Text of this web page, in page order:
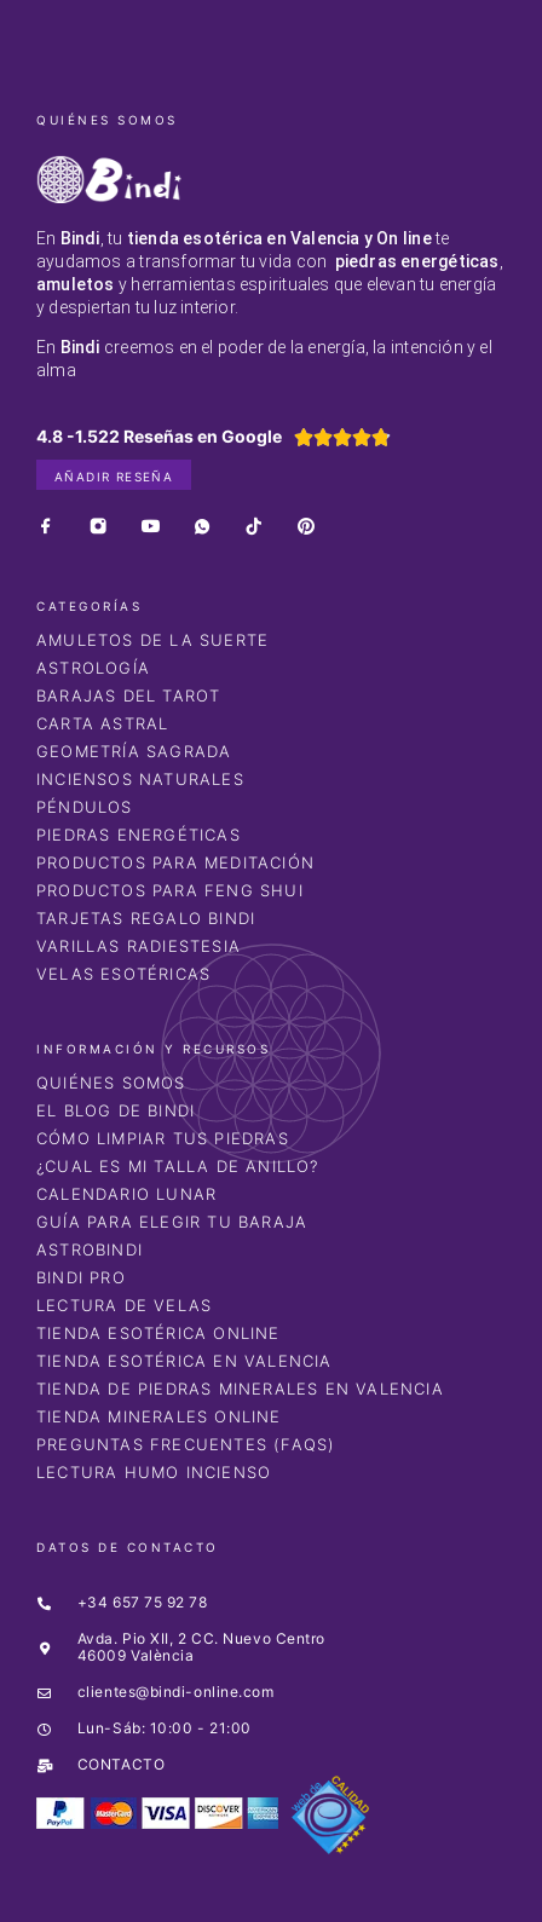
QUIÉNES SOMOS
En Bindi , tu tienda esotérica en Valencia y On linete
ayudamos a transformar tu vida con piedras energéticas
amuletos y herramientas espirituales que elevan tu energía
y despiertan tu luz interior.
En Bindi creemos en el poder de la energía, la intención y el
alma
4.8 -1.522 Reseñas en Google 
AÑADIR RESEÑA
CATEGORÍAS
AMULETOS DE LA SUERTE
ASTROLOGÍA
BARAJAS DEL TAROT
CARTA ASTRAL
GEOMETRÍA SAGRADA
INCIENSOS NATURALES
PÉNDULOS
PIEDRAS ENERGÉTICAS
PRODUCTOS PARA MEDITACIÓN
PRODUCTOS PARA FENG SHUI
TARJETAS REGALO BINDI
VARILLAS RADIESTESIA
VELAS ESOTÉRICAS
INFORMACIÓN Y RECURSOS
QUIÉNES SOMOS
EL BLOG DE BINDI
CÓMO LIMPIAR TUS PIEDRAS
¿CUAL ES MI TALLA DE ANILLO?
CALENDARIO LUNAR
GUÍA PARA ELEGIR TU BARAJA
ASTROBINDI
BINDI PRO
LECTURA DE VELAS
TIENDA ESOTÉRICA ONLINE
TIENDA ESOTÉRICA EN VALENCIA
TIENDA DE PIEDRAS MINERALES EN VALENCIA
TIENDA MINERALES ONLINE
PREGUNTAS FRECUENTES (FAQS)
LECTURA HUMO INCIENSO
DATOS DE CONTACTO
+34 657 75 92 78
Avda. Pio XII, 2 CC. Nuevo Centro
46009 València
clientes@bindi-online.com
Lun-Sáb: 10:00 - 21:00
CONTACTO